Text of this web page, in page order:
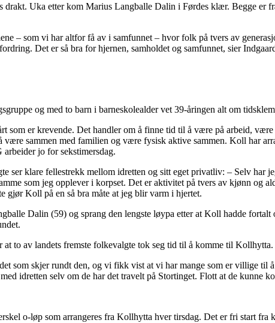
drakt. Uka etter kom Marius Langballe Dalin i Førdes klær. Begge er
– som vi har altfor få av i samfunnet – hvor folk på tvers av
Det er så bra for hjernen, samholdet og samfunnet, sier
og med to barn i barneskolealder vet 39-åringen alt om
som er krevende. Det handler om å finne tid til å være på arbeid,
sammen med familien og være fysisk aktive sammen. Koll har
jo for sekstimersdag.
ser klare fellestrekk mellom idretten og sitt eget privatliv: – Selv har
som jeg opplever i korpset. Det er aktivitet på tvers av kjønn og
gjør Koll på en så bra måte at jeg blir varm i hjertet.
Dalin (59) og sprang den lengste løypa etter at Koll hadde
to av landets fremste folkevalgte tok seg tid til å komme til Kollhytta.
som skjer rundt den, og vi fikk vist at vi har mange som er villige til
idretten selv om de har det travelt på Stortinget. Flott at de kunne
o-løp som arrangeres fra Kollhytta hver tirsdag. Det er fri start fra